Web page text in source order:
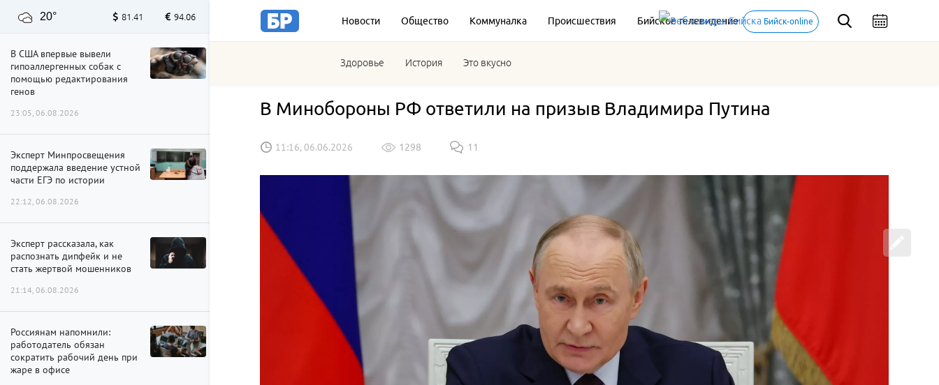
Новости Общество Коммуналка Происшествия Бийское телевидение Бийск-online
Здоровье История Это вкусно
20° 81.41 94.06
В США впервые вывели
гипоаллергенных собак с
помощью редактирования
генов
23:05, 06.08.2026
Эксперт Минпросвещения
поддержала введение устной
части ЕГЭ по истории
22:12, 06.08.2026
Эксперт рассказала, как
распознать дипфейк и не
стать жертвой мошенников
21:14, 06.08.2026
Россиянам напомнили:
работодатель обязан
сократить рабочий день при
жаре в офисе
В Минобороны РФ ответили на призыв Владимира Путина
11:16, 06.06.2026 1298 11